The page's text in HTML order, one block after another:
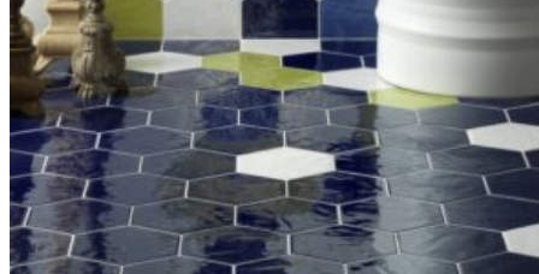
กระเบื้องประเภทต่างๆ
กระเบื้องสระว่ายน้ำ
กระเบื้องลายโบราณ
กระเบื้องแกรนิตโต้
กระเบื้อง Porcelain
กระเบื้องโมเสค
etc.